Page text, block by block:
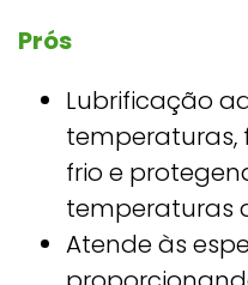
Prós
Lubrificação
frio e
temperaturas
Atende às